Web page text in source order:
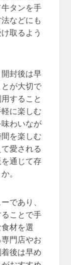
タンを手
などにも
取るよう
封後は早
が大切で
すること
に楽しむ
わいなが
を楽しむ
愛される
通じて存
。
であり、
ことで手
材を選
門店やお
後は早め